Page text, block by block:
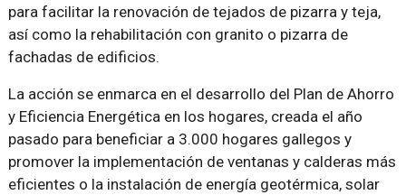
para facilitar la renovación de tejados de pizarra y teja,
así como la rehabilitación con granito o pizarra de
fachadas de edificios.
La acción se enmarca en el desarrollo del Plan de Ahorro
y Eficiencia Energética en los hogares, creada el año
pasado para beneficiar a 3.000 hogares gallegos y
promover la implementación de ventanas y calderas más
eficientes o la instalación de energía geotérmica, solar